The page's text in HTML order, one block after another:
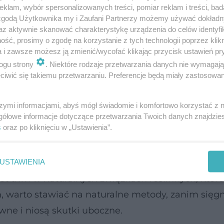
– jak działa zielona herbata
które przyspieszają spalanie tłuszczu i
sprzymierzeniec w walce z boczkami, ale też
Paulo zauważyli, że po kilku tygodniach
niższy poziom cukru i mniej
tkwi w naturalnych związkach roślinnych,
warto stawiać na naturalne metody, zanim
i niosą skutki uboczne.
wybór spersonalizowanych treści, pomiar reklam i treści,
Użytkownika my i Zaufani Partnerzy możemy używać
aktywnie skanować charakterystykę urządzenia do celów
prosimy o zgodę na korzystanie z tych technologii poprzez
i zawsze możesz ją zmienić/wycofać klikając przycisk ustawień
strony
. Niektóre rodzaje przetwarzania danych nie
się takiemu przetwarzaniu. Preferencje będą miały
informacjami, abyś mógł świadomie i komfortowo korzystać z
informacje dotyczące przetwarzania Twoich danych
oraz po kliknięciu w „Ustawienia”.
USTAWIENIA